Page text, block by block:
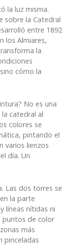
la luz misma.
sobre la Catedral
entre 1892
los Almiares,
la
cómo la
No es una
catedral al
colores se
pintando el
varios lienzos
día. Un
Las dos torres se
la parte
líneas nítidas ni
puntos de color
más
pinceladas